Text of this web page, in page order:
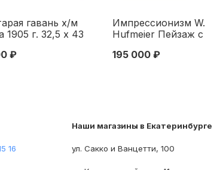
гавань х/м
1905 г. 32,5 x 43
₽
Импрессионизм W.
Hufmeier Пейзаж с
к.м. Германия нач. ХХ в.
195 000 ₽
16
Наши магазины в Екатеринбурге
ул. Сакко и Ванцетти, 100